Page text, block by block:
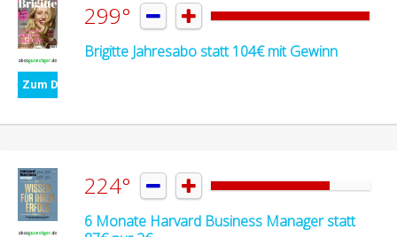
Zum Deal
299°  
Brigitte Jahresabo statt 104€ mit Gewinn
224°  
6 Monate Harvard Business Manager statt